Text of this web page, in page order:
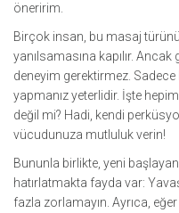
öneririm.
Birçok insan, bu masaj
yanılsamasına kapılır.
deneyim gerektirmez.
yapmanız yeterlidir. İşte
değil mi? Hadi, kendi
vücudunuza mutluluk verin!
Bununla birlikte, yeni
hatırlatmakta fayda var:
fazla zorlamayın. Ayrıca,